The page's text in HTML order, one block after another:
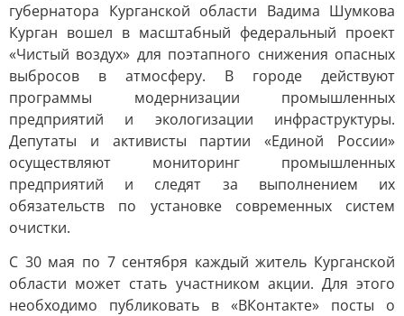
губернатора Курганской области Вадима Шумкова
Курган вошел в масштабный федеральный проект
«Чистый воздух» для поэтапного снижения опасных
выбросов в атмосферу. В городе действуют
программы модернизации промышленных
предприятий и экологизации инфраструктуры.
Депутаты и активисты партии «Единой России»
осуществляют мониторинг промышленных
предприятий и следят за выполнением их
обязательств по установке современных систем
очистки.
С 30 мая по 7 сентября каждый житель Курганской
области может стать участником акции. Для этого
необходимо публиковать в «ВКонтакте» посты о